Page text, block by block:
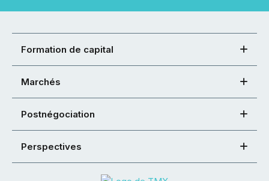
Formation de capital
Marchés
Postnégociation
Perspectives